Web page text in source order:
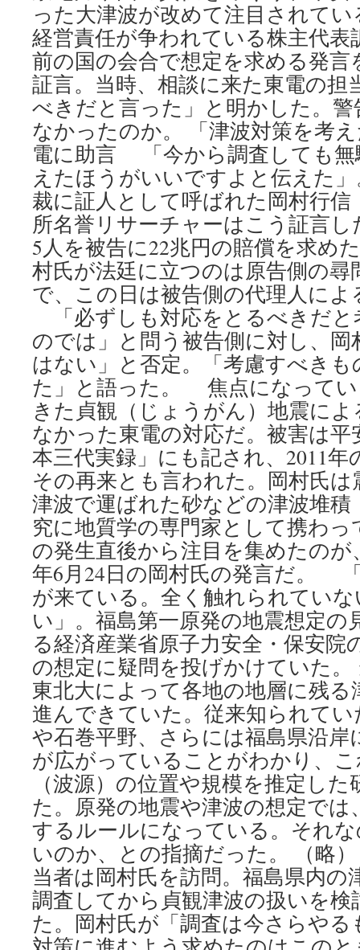
った大津波が改めて注目されて
経営責任が争われている株主代表
前の国の会合で想定を求める発
証言。当時、相談に来た東電の担
べきだと言った」と明かした。
なかったのか。 「津波対策を考
電に助言 「今から調査しても無
えたほうがいいですよと伝えた
裁に証人として呼ばれた岡村行信
所名誉リサーチャーはこう証言
5人を被告に22兆円の賠償を求め
村氏が法廷に立つのは原告側の尋
で、この日は被告側の代理人に
「必ずしも対応をとるべきだ
のでは」と問う被告側に対し、
はない」と否定。「考慮すべき
た」と語った。 焦点になってい
きた貞観（じょうがん）地震に
なかった東電の対応だ。被害は平
本三代実録」にも記され、2011年
その再来とも言われた。岡村氏
津波で運ばれた砂などの津波堆
究に地質学の専門家として携わ
の発生直後から注目を集めたのが
年6月24日の岡村氏の発言だ。
が来ている。全く触れられてい
い」。福島第一原発の地震想定
る経済産業省原子力安全・保安院
の想定に疑問を投げかけていた。
東北大によって各地の地層に残る
進んできていた。従来知られて
や石巻平野、さらには福島県沿岸
が広がっていることがわかり、
（波源）の位置や規模を推定し
た。原発の地震や津波の想定では
するルールになっている。それ
いのか、との指摘だった。 （略
当者は岡村氏を訪問。福島県内の
調査してから貞観津波の扱いを
た。岡村氏が「調査は今さらや